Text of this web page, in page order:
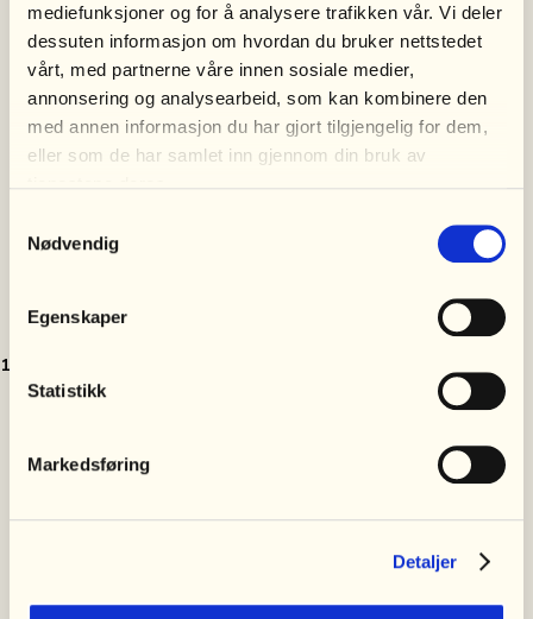
mediefunksjoner og for å analysere trafikken vår. Vi deler
dessuten informasjon om hvordan du bruker nettstedet
vårt, med partnerne våre innen sosiale medier,
annonsering og analysearbeid, som kan kombinere den
med annen informasjon du har gjort tilgjengelig for dem,
eller som de har samlet inn gjennom din bruk av
Nødvendig
Egenskaper
Statistikk
Markedsføring
Detaljer
1. Opprett profil
Det går like raskt å onboarde 2 som
200 ansatte
Vi har laget et system som gjør at, uansett
hvor stor eller liten din bedrift er, er det